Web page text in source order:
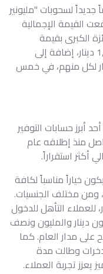
لسحوبات "مليونير
القيمة الإجمالية
الجائزة الكبرى بقيمة
1,500,000 دينار، وجائزة بقيمة 1,000,000 دينار، إضافة إلى
بجائزة قدرها 200,000 دينار لكل منهم، في خمس
أبرز حسابات التوفير
منذ إطلاقه عام
خياراً مناسباً لكافة
ومن مختلف الجنسيات.
الأدنى للإيداع، والبالغ 200 دينار، للعملاء التأهل للدخول
دينار والمليون ونصف
على مدار العام. كما
وطالت مدة
يعزز تجربة العملاء.